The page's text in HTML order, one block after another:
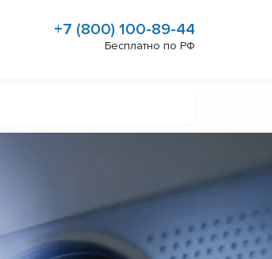
+7 (800) 100-89-44
Бесплатно по РФ